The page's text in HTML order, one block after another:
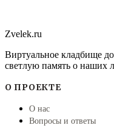
Zvelek.ru
Виртуальное кладбище
светлую память о наших
О ПРОЕКТЕ
О нас
Вопросы и ответы